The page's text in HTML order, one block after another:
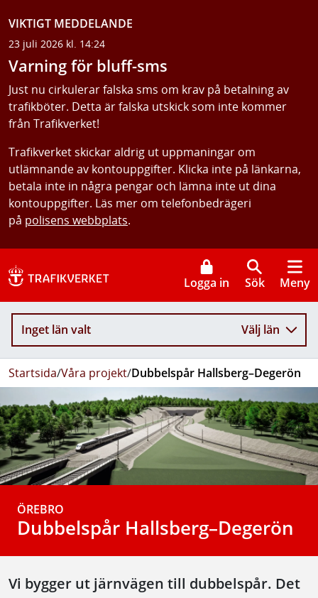
VIKTIGT MEDDELANDE
23 juli 2026 kl. 14:24
Varning för bluff-sms
Just nu cirkulerar falska sms om krav på betalning av
trafikböter. Detta är falska utskick som inte kommer
från Trafikverket!
Trafikverket skickar aldrig ut uppmaningar om
utlämnande av kontouppgifter. Klicka inte på länkarna,
betala inte in några pengar och lämna inte ut dina
kontouppgifter. Läs mer om telefonbedrägeri
på polisens webbplats.
Logga in Sök Meny
Inget län valt Välj län
Startsida/Våra projekt/Dubbelspår Hallsberg–Degerön
ÖREBRO
Dubbelspår Hallsberg–Degerön
Vi bygger ut järnvägen till dubbelspår. Det